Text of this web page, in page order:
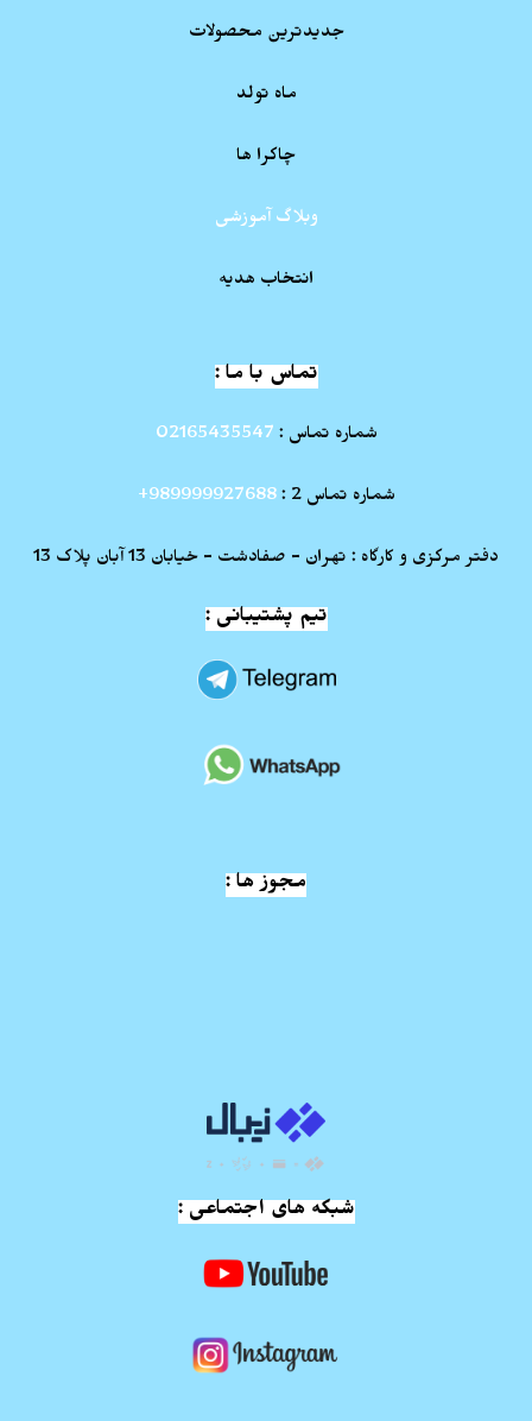
جدیدترین محصولات
ماه تولد
چاکرا ها
وبلاگ آموزشی
انتخاب هدیه
تماس با ما :
شماره تماس : 02165435547
شماره تماس 2 : 989999927688+
دفتر مرکزی و کارگاه : تهران - صفادشت - خیابان 13 آبان پلاک 13
تیم پشتیبانی :
مجوز ها :
شبکه های اجتماعی :